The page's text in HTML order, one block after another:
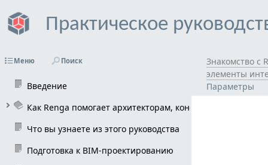
Практическое
Меню Поиск
Введение
Как Renga помогает архитекторам, конструкторам и
Что вы узнаете из этого руководства
Подготовка к BIM-проектированию
Знакомство с
элементы
Параметры